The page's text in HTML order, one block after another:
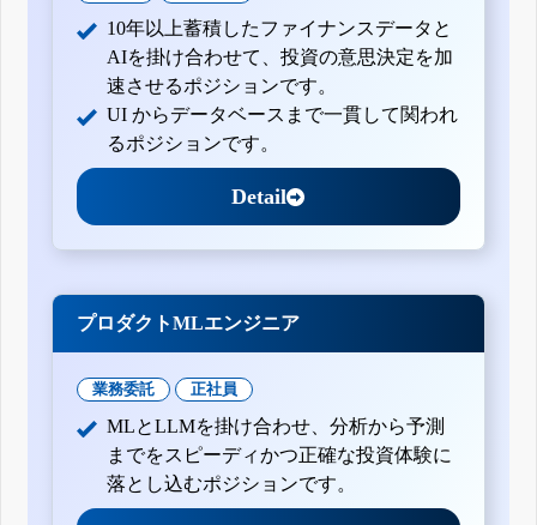
10年以上蓄積したファイナンスデータと
AIを掛け合わせて、投資の意思決定を加
速させるポジションです。
UI からデータベースまで一貫して関われ
るポジションです。
Detail
プロダクトMLエンジニア
業務委託 正社員
MLとLLMを掛け合わせ、分析から予測
までをスピーディかつ正確な投資体験に
落とし込むポジションです。